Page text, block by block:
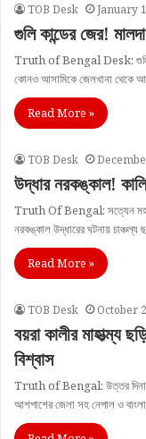
TOB Desk January
গুলি কান্ডের জের!
Truth of Bengal Desk: গুলি
কোনও আসামিকে জেলখানা থেকে
Read More »
TOB Desk
উদ্ধার নরকঙ্কাল!
Truth Of Bengal: সত্যেন
নরকঙ্কাল উদ্ধারের ঘটনায়
Read More »
TOB Desk October
বয়রা কালীর মাহাত্ম্য
বিশ্বাস
Truth of Bengal: উত্তর দিনাজপুর
আশপাশের জেলা সহ নেপাল ও